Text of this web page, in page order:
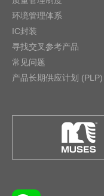
环境管理体系
IC封装
寻找交叉参考产品
常见问题
产品长期供应计划 (PLP)